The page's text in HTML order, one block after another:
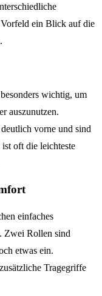
ein Blick auf die
wichtig, um
auszunutzen.
vorne und sind
oft die leichteste
einfaches
Zwei Rollen sind
etwas ein.
Tragegriffe